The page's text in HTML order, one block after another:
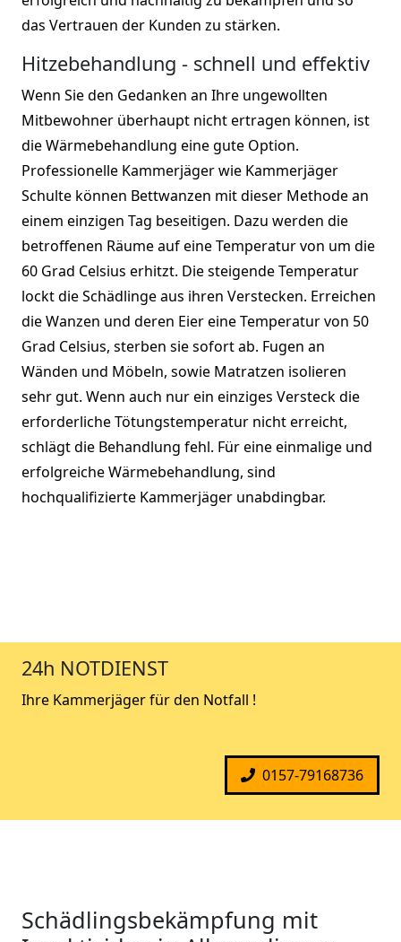
das Vertrauen der Kunden zu stärken.
Hitzebehandlung - schnell und effektiv
Wenn Sie den Gedanken an Ihre ungewollten
Mitbewohner überhaupt nicht ertragen können, ist
die Wärmebehandlung eine gute Option.
Professionelle Kammerjäger wie Kammerjäger
Schulte können Bettwanzen mit dieser Methode an
einem einzigen Tag beseitigen. Dazu werden die
betroffenen Räume auf eine Temperatur von um die
60 Grad Celsius erhitzt. Die steigende Temperatur
lockt die Schädlinge aus ihren Verstecken. Erreichen
die Wanzen und deren Eier eine Temperatur von 50
Grad Celsius, sterben sie sofort ab. Fugen an
Wänden und Möbeln, sowie Matratzen isolieren
sehr gut. Wenn auch nur ein einziges Versteck die
erforderliche Tötungstemperatur nicht erreicht,
schlägt die Behandlung fehl. Für eine einmalige und
erfolgreiche Wärmebehandlung, sind
hochqualifizierte Kammerjäger unabdingbar.
24h NOTDIENST
Ihre Kammerjäger für den Notfall !
0157-79168736
Schädlingsbekämpfung mit